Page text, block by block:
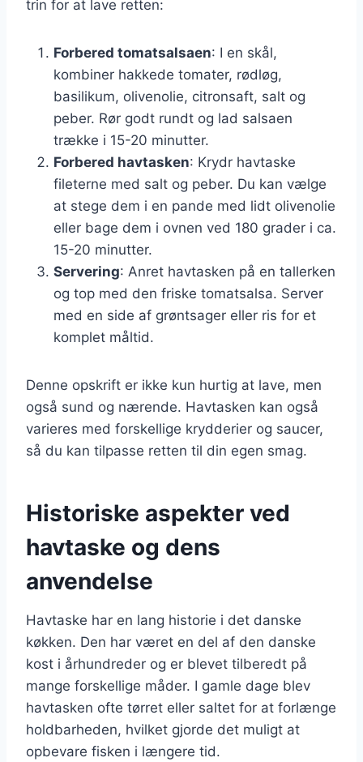
trin for at lave retten:
Forbered tomatsalsaen: I en skål,
kombiner hakkede tomater, rødløg,
basilikum, olivenolie, citronsaft, salt og
peber. Rør godt rundt og lad salsaen
trække i 15-20 minutter.
Forbered havtasken: Krydr havtaske
fileterne med salt og peber. Du kan vælge
at stege dem i en pande med lidt olivenolie
eller bage dem i ovnen ved 180 grader i ca.
15-20 minutter.
Servering: Anret havtasken på en tallerken
og top med den friske tomatsalsa. Server
med en side af grøntsager eller ris for et
komplet måltid.
Denne opskrift er ikke kun hurtig at lave, men
også sund og nærende. Havtasken kan også
varieres med forskellige krydderier og saucer,
så du kan tilpasse retten til din egen smag.
Historiske aspekter ved
havtaske og dens
anvendelse
Havtaske har en lang historie i det danske
køkken. Den har været en del af den danske
kost i århundreder og er blevet tilberedt på
mange forskellige måder. I gamle dage blev
havtasken ofte tørret eller saltet for at forlænge
holdbarheden, hvilket gjorde det muligt at
opbevare fisken i længere tid.